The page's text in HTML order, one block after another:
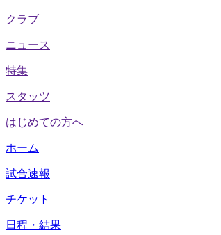
クラブ
ニュース
特集
スタッツ
はじめての方へ
ホーム
試合速報
チケット
日程・結果